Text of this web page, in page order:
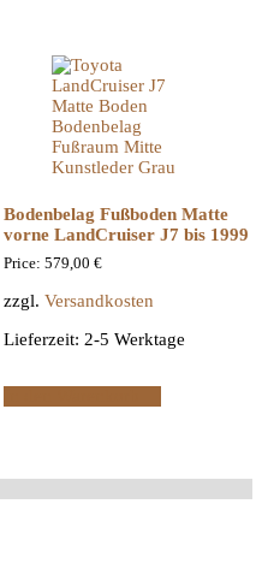
Bodenbelag Fußboden Matte
vorne LandCruiser J7 bis 1999
Price: 579,00 €
zzgl. Versandkosten
Lieferzeit: 2-5 Werktage